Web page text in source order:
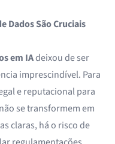
Dados São Cruciais
em IAdeixou de ser
imprescindível. Para
e reputacional para
se transformem em
claras, há o risco de